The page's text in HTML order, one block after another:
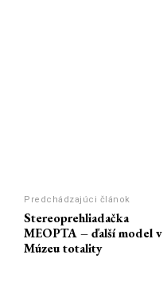
Predchádzajúci článok
Stereoprehliadačka
MEOPTA – ďalší model v
Múzeu totality